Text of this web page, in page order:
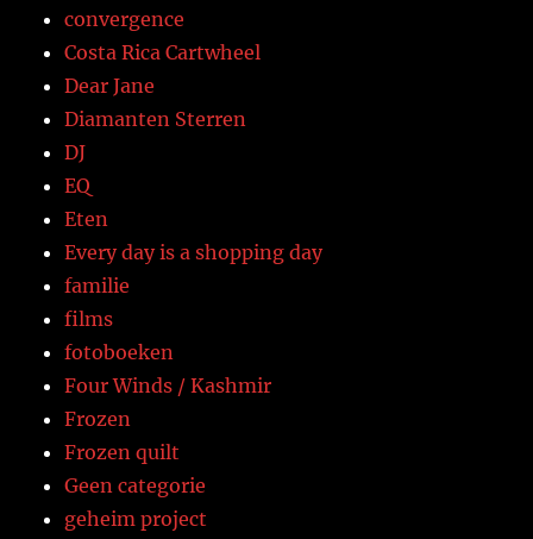
convergence
Costa Rica Cartwheel
Dear Jane
Diamanten Sterren
DJ
EQ
Eten
Every day is a shopping day
familie
films
fotoboeken
Four Winds / Kashmir
Frozen
Frozen quilt
Geen categorie
geheim project